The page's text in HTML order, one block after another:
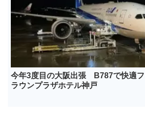
今年3度目の大阪出張 B787で快適
ラウンプラザホテル神戸